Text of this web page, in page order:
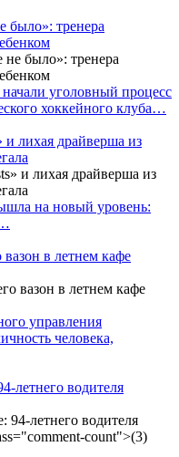
было»: тренера
уголовный процесс
хоккейного клуба…
и лихая драйверша из
на новый уровень:
в летнем кафе
управления
человека,
летнего водителя